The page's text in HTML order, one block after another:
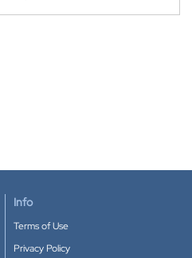
Info
Terms of Use
Privacy Policy